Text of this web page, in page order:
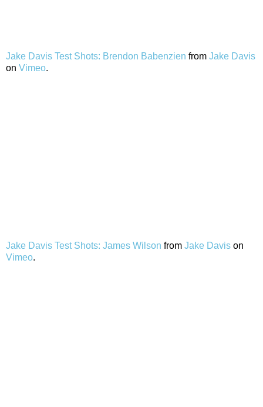
Jake Davis Test Shots: Brendon Babenzien from Jake Davis
on Vimeo.
Jake Davis Test Shots: James Wilson from Jake Davis on
Vimeo.